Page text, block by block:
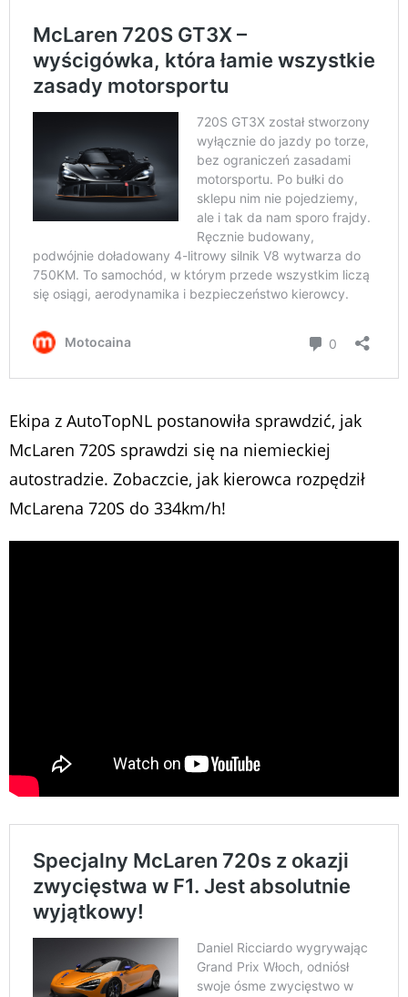
Ekipa z AutoTopNL postanowiła sprawdzić, jak
McLaren 720S sprawdzi się na niemieckiej
autostradzie. Zobaczcie, jak kierowca rozpędził
McLarena 720S do 334km/h!